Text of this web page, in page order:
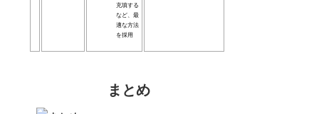
充填する
など、最
適な方法
を採用
まとめ